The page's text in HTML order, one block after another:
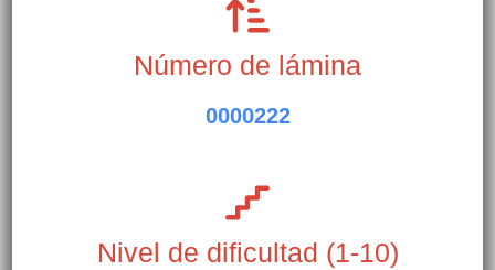
Número de lámina
0000222
Nivel de dificultad (1-10)